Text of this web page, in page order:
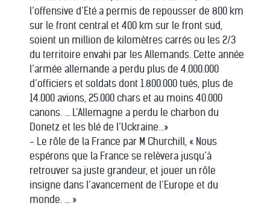
l’offensive d’Eté a permis de repousser de 800 km
sur le front central et 400 km sur le front sud,
soient un million de kilomètres carrés ou les 2/3
du territoire envahi par les Allemands. Cette année
l’armée allemande a perdu plus de 4.000.000
d’officiers et soldats dont 1.800.000 tués, plus de
14.000 avions, 25.000 chars et au moins 40.000
canons. … L’Allemagne a perdu le charbon du
Donetz et les blé de l’Uckraine…»
- Le rôle de la France par M Churchill, « Nous
espérons que la France se relèvera jusqu’à
retrouver sa juste grandeur, et jouer un rôle
insigne dans l’avancement de l’Europe et du
monde. … »